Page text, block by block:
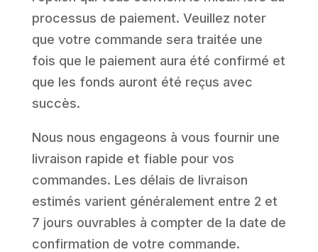
processus de paiement. Veuillez noter
que votre commande sera traitée une
fois que le paiement aura été confirmé et
que les fonds auront été reçus avec
succès.
Nous nous engageons à vous fournir une
livraison rapide et fiable pour vos
commandes. Les délais de livraison
estimés varient généralement entre 2 et
7 jours ouvrables à compter de la date de
confirmation de votre commande.